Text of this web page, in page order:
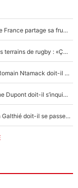
Mis de côté par Fabien Galthié, un joueur du XV de France partage sa frustration : «ils ne me l’ont pas dit tout de suite»
La raison d'être de Matthieu Jalibert en dehors des terrains de rugby : «Ça m'atteint autant que si tu touches à un membre de ma famille»
XV de France - Matthieu Jalibert a tout changé : Romain Ntamack doit-il s’inquiéter pour sa place à un an de la Coupe du monde ?
«Le XV de France est meilleur avec Lucu» : Antoine Dupont doit-il s’inquiéter pour sa place ?
Le XV de France a trouvé son remplaçant : Fabien Galthié doit-il se passer d'Antoine Dupont ?